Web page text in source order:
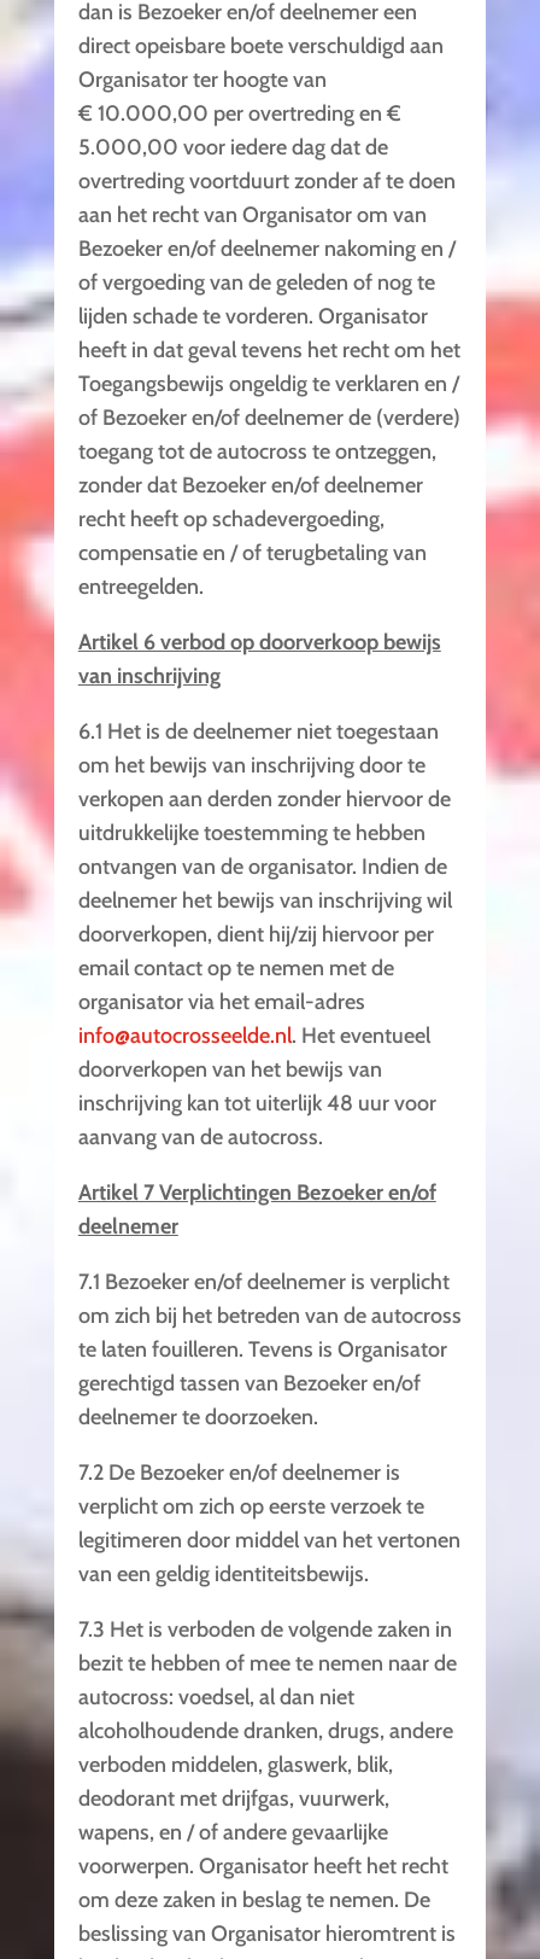
dan is Bezoeker en/of deelnemer een
direct opeisbare boete verschuldigd aan
Organisator ter hoogte van
€ 10.000,00 per overtreding en €
5.000,00 voor iedere dag dat de
overtreding voortduurt zonder af te doen
aan het recht van Organisator om van
Bezoeker en/of deelnemer nakoming en /
of vergoeding van de geleden of nog te
lijden schade te vorderen. Organisator
heeft in dat geval tevens het recht om het
Toegangsbewijs ongeldig te verklaren en /
of Bezoeker en/of deelnemer de (verdere)
toegang tot de autocross te ontzeggen,
zonder dat Bezoeker en/of deelnemer
recht heeft op schadevergoeding,
compensatie en / of terugbetaling van
entreegelden.
Artikel 6 verbod op doorverkoop bewijs
van inschrijving
6.1 Het is de deelnemer niet toegestaan
om het bewijs van inschrijving door te
verkopen aan derden zonder hiervoor de
uitdrukkelijke toestemming te hebben
ontvangen van de organisator. Indien de
deelnemer het bewijs van inschrijving wil
doorverkopen, dient hij/zij hiervoor per
email contact op te nemen met de
organisator via het email-adres
info@autocrosseelde.nl. Het eventueel
doorverkopen van het bewijs van
inschrijving kan tot uiterlijk 48 uur voor
aanvang van de autocross.
Artikel 7 Verplichtingen Bezoeker en/of
deelnemer
7.1 Bezoeker en/of deelnemer is verplicht
om zich bij het betreden van de autocross
te laten fouilleren. Tevens is Organisator
gerechtigd tassen van Bezoeker en/of
deelnemer te doorzoeken.
7.2 De Bezoeker en/of deelnemer is
verplicht om zich op eerste verzoek te
legitimeren door middel van het vertonen
van een geldig identiteitsbewijs.
7.3 Het is verboden de volgende zaken in
bezit te hebben of mee te nemen naar de
autocross: voedsel, al dan niet
alcoholhoudende dranken, drugs, andere
verboden middelen, glaswerk, blik,
deodorant met drijfgas, vuurwerk,
wapens, en / of andere gevaarlijke
voorwerpen. Organisator heeft het recht
om deze zaken in beslag te nemen. De
beslissing van Organisator hieromtrent is